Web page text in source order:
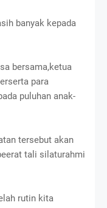
banyak kepada
bersama,ketua
para
puluhan anak-
tersebut akan
tali silaturahmi
rutin kita